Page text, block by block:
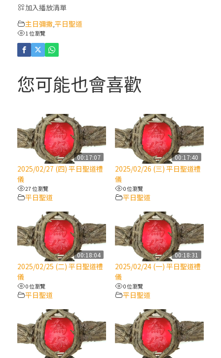
(5)黃敏正主教帶你做「四旬期避靜」—【逾
越的智慧】：完美的喜樂
人相遇
(2)黃敏正主教帶你做「四旬期避靜」—【逾
越的智慧】：七項齋戒的意義與益處
【信仰之旅】第九集：「如果你的痛苦比快
樂多」—歐義明神父 / 應芝莉老師
(1)黃敏正主教帶你做「四旬期避靜」—【逾
越的智慧】：聖方濟的靈修，「不占為己
有」
【信仰之旅】第八集：「耶穌為什麼降生到
人世」—高樂祈修女
2025/10/10【萬物讚頌頌歌 – 太陽與生態音
樂會】紀念聖方濟與已逝教宗方濟各（中）
2025/10/10【萬物讚頌頌歌 – 太陽與生態音
樂會】紀念聖方濟與已逝教宗方濟各（下）
加入播放清單
主日彌撒 ,平日聖道
1 位瀏覽
您可能也會喜歡
00:17:07
2025/02/27 (四) 平日聖道禮
儀
27 位瀏覽
平日聖道
00:17:40
2025/02/26 (三) 平日聖道禮
儀
0 位瀏覽
平日聖道
00:18:04
2025/02/25 (二) 平日聖道禮
儀
0 位瀏覽
平日聖道
00:18:31
2025/02/24 (一) 平日聖道禮
儀
0 位瀏覽
平日聖道